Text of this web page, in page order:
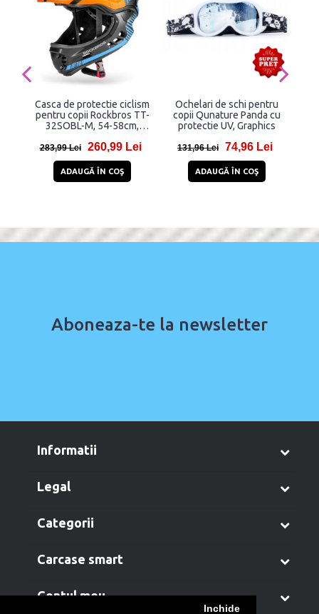
Inchide
Casca de protectie ciclism
pentru copii Rockbros TT-
32SOBL-M, 54-58cm,
283,99 Lei 260,99 Lei
ADAUGĂ ÎN COŞ
Ochelari de schi pentru
copii Qunature Panda cu
protectie UV, Graphics
131,96 Lei 74,96 Lei
ADAUGĂ ÎN COŞ
Aboneaza-te la newsletter
informatii
legal
categorii
carcase smart
contul meu